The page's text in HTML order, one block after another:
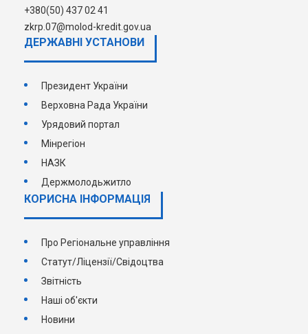
+380(50) 437 02 41
zkrp.07@molod-kredit.gov.ua
ДЕРЖАВНI УСТАНОВИ
Президент України
Верховна Рада України
Урядовий портал
Мінрегіон
НАЗК
Держмолодьжитло
КОРИСНА ІНФОРМАЦІЯ
Про Регіональне управління
Статут/Ліцензії/Свідоцтва
Звітність
Наші об'єкти
Новини